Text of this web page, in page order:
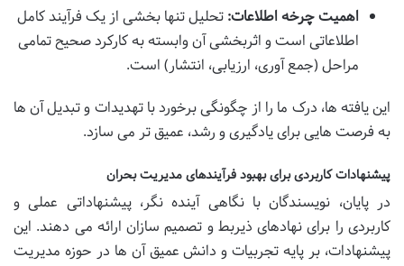
اهمیت چرخه اطلاعات: تحلیل تنها بخشی از یک فرآیند کامل
اطلاعاتی است و اثربخشی آن وابسته به کارکرد صحیح تمامی
مراحل (جمع آوری، ارزیابی، انتشار) است.
این یافته ها، درک ما را از چگونگی برخورد با تهدیدات و تبدیل آن ها
به فرصت هایی برای یادگیری و رشد، عمیق تر می سازد.
پیشنهادات کاربردی برای بهبود فرآیندهای مدیریت بحران
در پایان، نویسندگان با نگاهی آینده نگر، پیشنهاداتی عملی و
کاربردی را برای نهادهای ذیربط و تصمیم سازان ارائه می دهند. این
پیشنهادات، بر پایه تجربیات و دانش عمیق آن ها در حوزه مدیریت